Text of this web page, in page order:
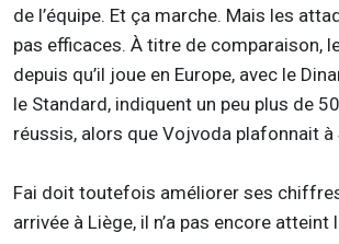
de l’équipe. Et ça marche. Mais les
pas efficaces. À titre de comparaison,
depuis qu’il joue en Europe, avec le
le Standard, indiquent un peu plus de
réussis, alors que Vojvoda plafonnait à
Fai doit toutefois améliorer ses
arrivée à Liège, il n’a pas encore atteint